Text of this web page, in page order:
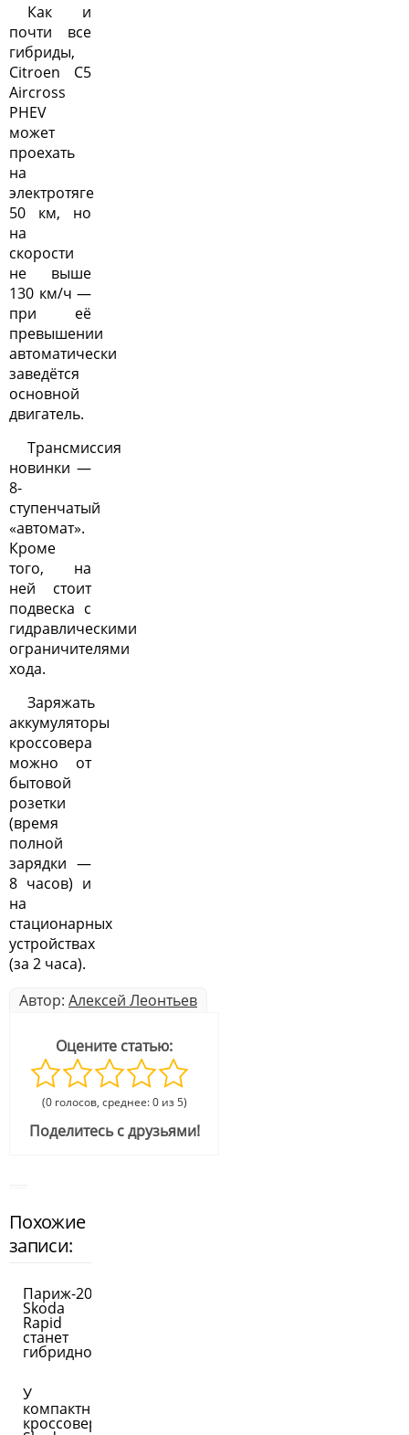
Как и
почти все
гибриды,
Citroen C5
Aircross
PHEV
может
проехать
на
электротяге
50 км, но
на
скорости
не выше
130 км/ч —
при её
превышении
автоматически
заведётся
основной
двигатель.
Трансмиссия
новинки —
8-
ступенчатый
«автомат».
Кроме
того, на
ней стоит
подвеска с
гидравлическими
ограничителями
хода.
Заряжать
аккумуляторы
кроссовера
можно от
бытовой
розетки
(время
полной
зарядки —
8 часов) и
на
стационарных
устройствах
(за 2 часа).
Автор: Алексей Леонтьев
Оцените статью:
(0 голосов, среднее: 0 из 5)
Поделитесь с друзьями!
Похожие
записи:
Париж-2018:
Skoda
Rapid
станет
гибридной
У
компактного
кроссовера